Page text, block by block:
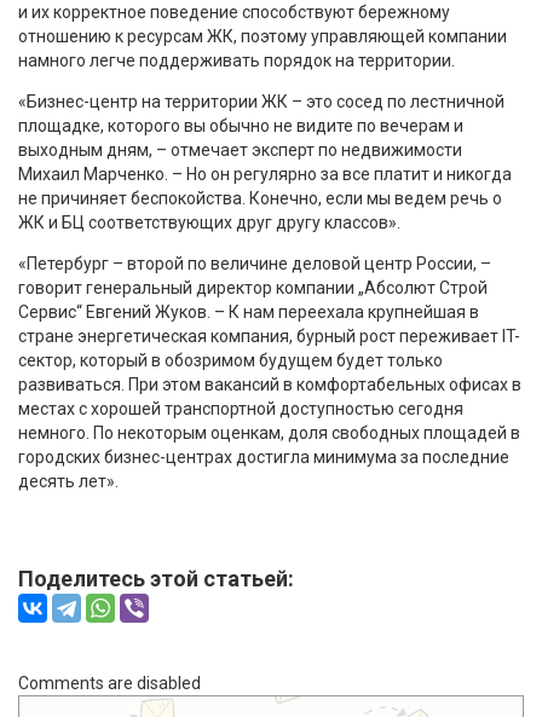
и их корректное поведение способствуют бережному
отношению к ресурсам ЖК, поэтому управляющей компании
намного легче поддерживать порядок на территории.
«Бизнес-центр на территории ЖК – это сосед по лестничной
площадке, которого вы обычно не видите по вечерам и
выходным дням, – отмечает эксперт по недвижимости
Михаил Марченко. – Но он регулярно за все платит и никогда
не причиняет беспокойства. Конечно, если мы ведем речь о
ЖК и БЦ соответствующих друг другу классов».
«Петербург – второй по величине деловой центр России, –
говорит генеральный директор компании „Абсолют Строй
Сервис“ Евгений Жуков. – К нам переехала крупнейшая в
стране энергетическая компания, бурный рост переживает IT-
сектор, который в обозримом будущем будет только
развиваться. При этом вакансий в комфортабельных офисах в
местах с хорошей транспортной доступностью сегодня
немного. По некоторым оценкам, доля свободных площадей в
городских бизнес-центрах достигла минимума за последние
десять лет».
Поделитесь этой статьей:
Comments are disabled